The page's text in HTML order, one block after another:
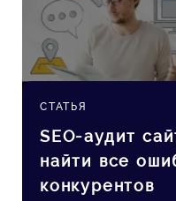
СТАТЬЯ
SEO-аудит
найти все
конкурентов